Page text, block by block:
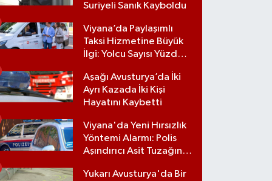
Suriyeli Sanık Kayboldu
Viyana’da Paylaşımlı
Taksi Hizmetine Büyük
İlgi: Yolcu Sayısı Yüzde
Aşağı Avusturya’da İki
Ayrı Kazada İki Kişi
Hayatını Kaybetti
Viyana'da Yeni Hırsızlık
Yöntemi Alarmı: Polis
Aşındırıcı Asit Tuzağına
Yukarı Avusturya'da Bir